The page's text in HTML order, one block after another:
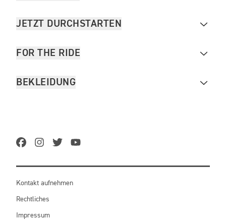
JETZT DURCHSTARTEN
FOR THE RIDE
BEKLEIDUNG
Kontakt aufnehmen
Rechtliches
Impressum